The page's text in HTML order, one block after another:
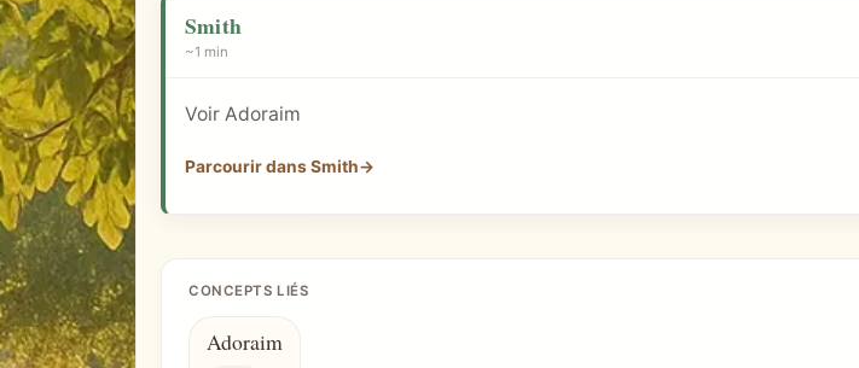
c
o
c
p
t
l
Smith
~1 min
Voir Adoraim
Parcourir dans Smith→
CONCEPTS LIÉS
Adoraim